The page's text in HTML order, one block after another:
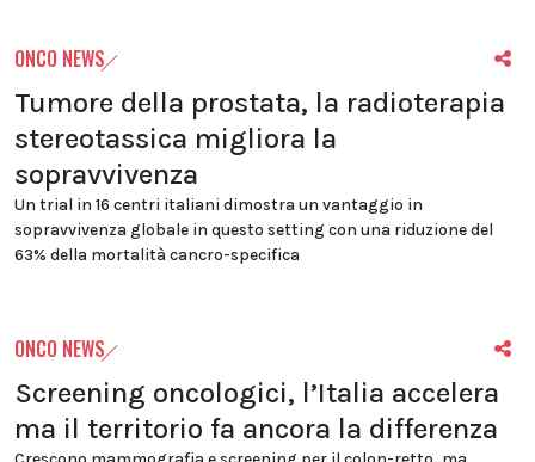
ONCO NEWS
Tumore della prostata, la radioterapia
stereotassica migliora la
sopravvivenza
Un trial in 16 centri italiani dimostra un vantaggio in
sopravvivenza globale in questo setting con una riduzione del
63% della mortalità cancro-specifica
ONCO NEWS
Screening oncologici, l’Italia accelera
ma il territorio fa ancora la differenza